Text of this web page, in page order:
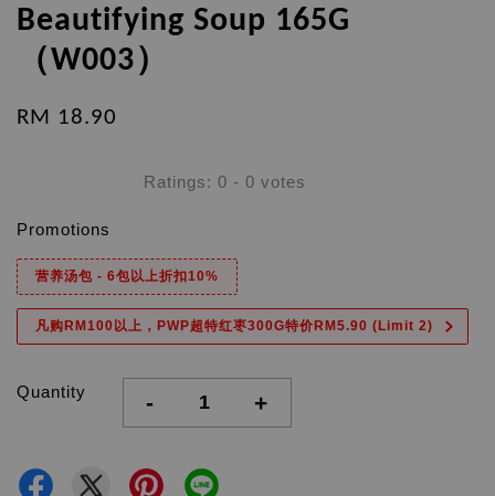
Beautifying Soup 165G
（W003）
RM 18.90
Ratings: 0 - 0 votes
Promotions
营养汤包 - 6包以上折扣10%
凡购RM100以上，PWP超特红枣300G特价RM5.90 (Limit 2)
Quantity - +